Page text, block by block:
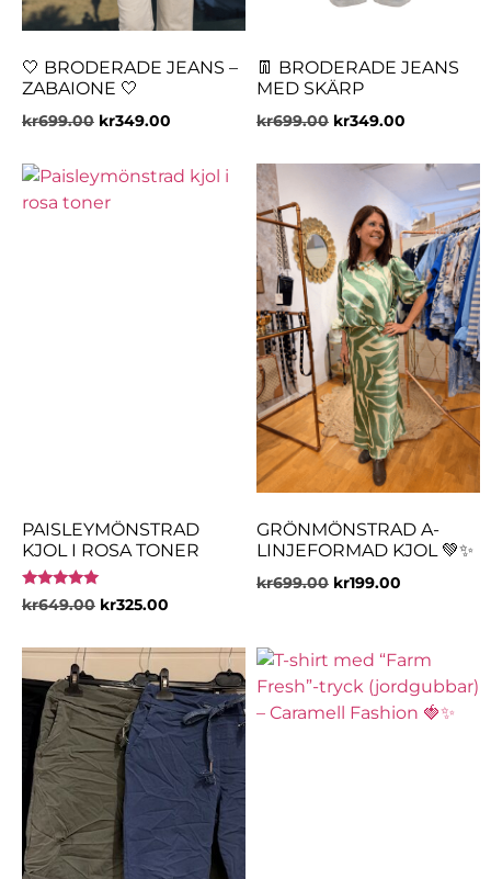
🤍 BRODERADE JEANS –
ZABAIONE 🤍
kr699.00 kr349.00
👖 BRODERADE JEANS
MED SKÄRP
kr699.00 kr349.00
PAISLEYMÖNSTRAD
KJOL I ROSA TONER
Betygsatt
5.00
kr649.00 kr325.00
GRÖNMÖNSTRAD A-
LINJEFORMAD KJOL 💚✨
kr699.00 kr199.00